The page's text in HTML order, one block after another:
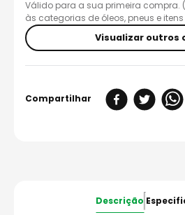
Válido para a sua primeira compra.
às categorias de óleos, pneus e
Visualizar outros
Descrição